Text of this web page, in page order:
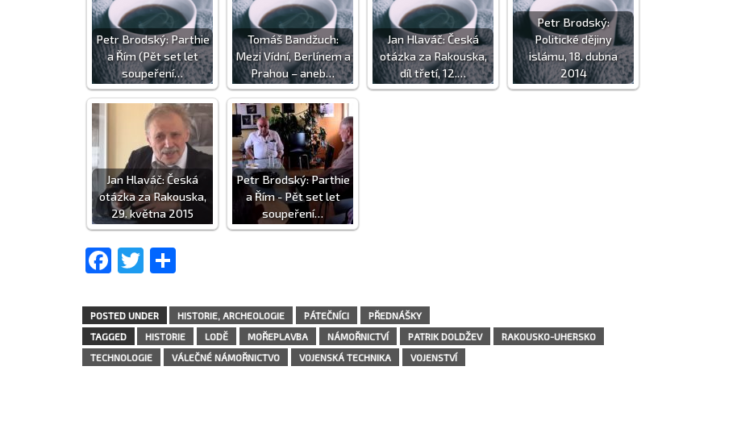
Petr Brodský: Parthie
a Řím (Pět set let
soupeření…
Tomáš Bandžuch:
Mezi Vídní, Berlínem a
Prahou – aneb…
Jan Hlaváč: Česká
otázka za Rakouska,
díl třetí, 12.…
Petr Brodský:
Politické dějiny
islámu, 18. dubna
2014
Jan Hlaváč: Česká
otázka za Rakouska,
29. května 2015
Petr Brodský: Parthie
a Řím - Pět set let
soupeření…
Facebook
Twitter
POSTED UNDER HISTORIE, ARCHEOLOGIE PÁTEČNÍCI
PŘEDNÁŠKY
TAGGED
HISTORIE LODĚ MOŘEPLAVBA NÁMOŘNICTVÍ PATRIK DOLDŽEV
RAKOUSKO-UHERSKO
TECHNOLOGIE
VÁLEČNÉ NÁMOŘNICTVO VOJENSKÁ TECHNIKA VOJENSTVÍ